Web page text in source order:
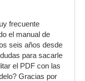
frecuente
el manual de
seis años desde
para sacarle
el PDF con las
Gracias por